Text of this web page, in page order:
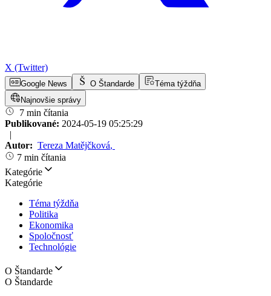
X (Twitter)
Google News O Štandarde
Téma týždňa
Najnovšie správy
7 min čítania
Publikované: 2024-05-19 05:25:29
|
Autor: Tereza Matějčková,
7 min čítania
Kategórie
Kategórie
Téma týždňa
Politika
Ekonomika
Spoločnosť
Technológie
O Štandarde
O Štandarde